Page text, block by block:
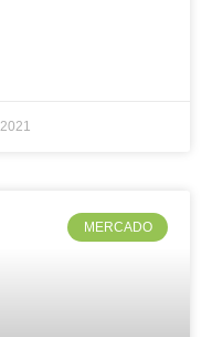
MERCADO